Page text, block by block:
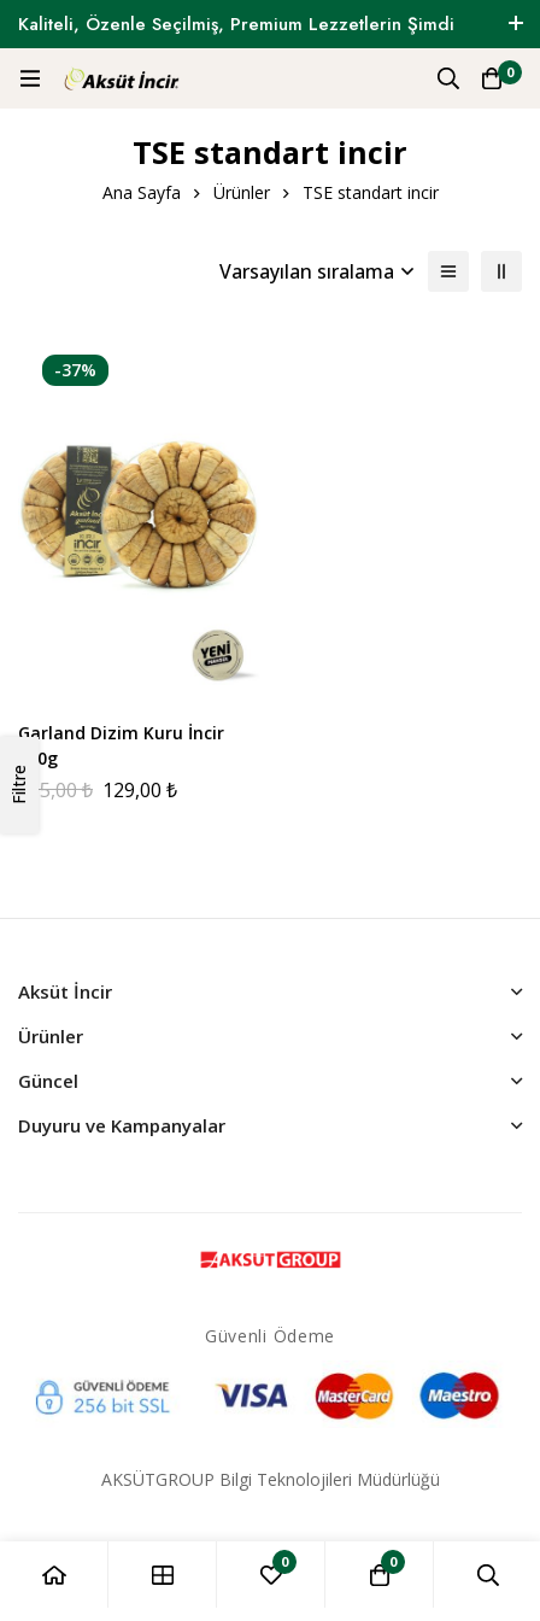
Kaliteli, Özenle Seçilmiş, Premium Lezzetlerin Şimdi
Tam Zamanı !
0
TSE standart incir
Ana Sayfa Ürünler TSE standart incir
Filtre
Varsayılan sıralama
-37%
Garland Dizim Kuru İncir
250g
205,00₺ 129,00 ₺
Aksüt İncir
Ürünler
Güncel
Duyuru ve Kampanyalar
Güvenli Ödeme
AKSÜTGROUP Bilgi Teknolojileri Müdürlüğü
0 0